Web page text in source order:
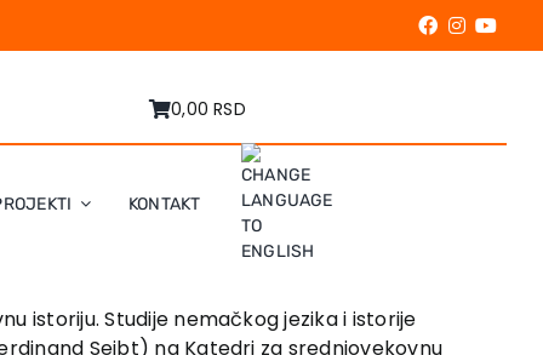
0,00 RSD
KONTAKT
istoriju. Studije nemačkog jezika i istorije
Seibt) na Katedri za srednjovekovnu